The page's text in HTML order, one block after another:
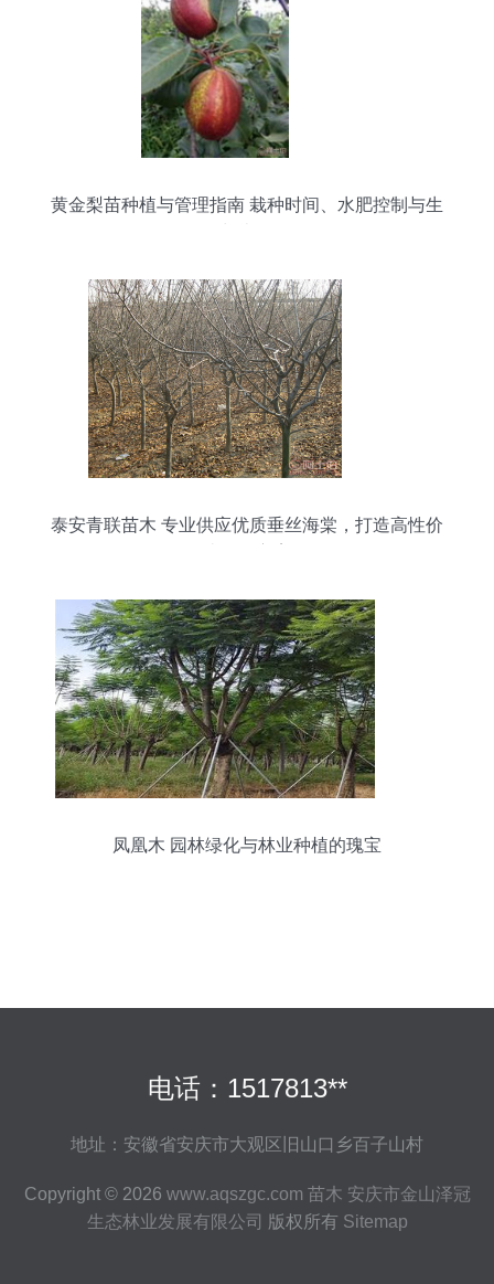
黄金梨苗种植与管理指南 栽种时间、水肥控制与生
泰安青联苗木 专业供应优质垂丝海棠，打造高性价
凤凰木 园林绿化与林业种植的瑰宝
电话：1517813**
地址：安徽省安庆市大观区旧山口乡百子山村
Copyright © 2026 www.aqszgc.com 苗木 安庆市金山泽冠
生态林业发展有限公司 版权所有 Sitemap